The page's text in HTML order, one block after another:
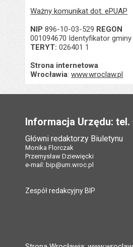
Ważny komunikat dot. ePUAP
NIP 896-10-03-529 REGON
001094670 Identyfikator gminy
TERYT: 026401 1
Strona internetowa
Wrocławia:www.wroclaw.pl
Informacja Urzędu: tel.
Główni redaktorzy Biuletynu
Monika Florczak
Przemysław Dziewięcki
e-mail: bip@um.wroc.pl
Zespół redakcyjny BIP